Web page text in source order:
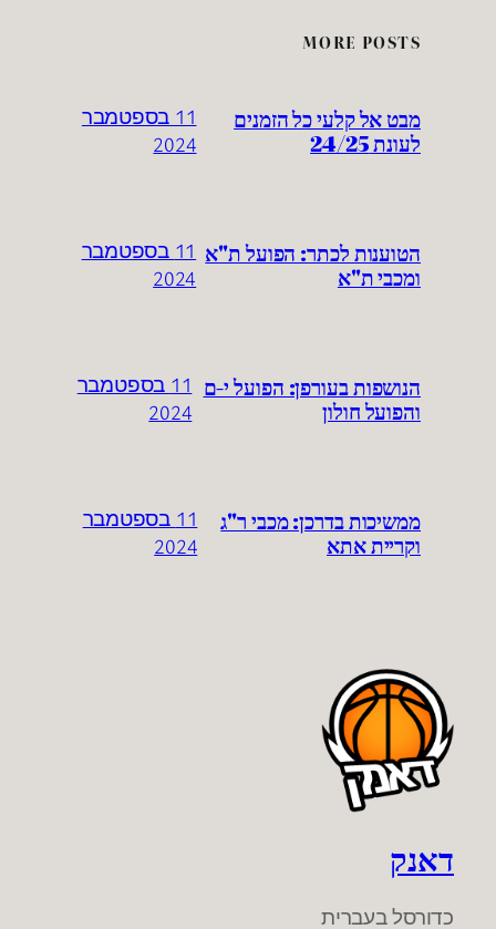
MORE POSTS
מבט אל קלעי כל הזמנים
לעונת 24/25
11 בספטמבר
2024
הטוענות לכתר: הפועל ת"א
ומכבי ת"א
11 בספטמבר
2024
הנושפות בעורפן: הפועל י-ם
והפועל חולון
11 בספטמבר
2024
ממשיכות בדרכן: מכבי ר"ג
וקריית אתא
11 בספטמבר
2024
דאנק
כדורסל בעברית